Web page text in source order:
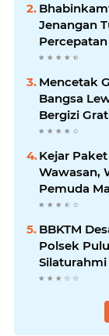
Jenangan
Kawal
Kabupaten
Mencetak
Bangsa
Bergizi
Kejar
Wawasan,
Pemuda
Bersama
BBKTM
Polsek
Silaturahmi
Wujudkan